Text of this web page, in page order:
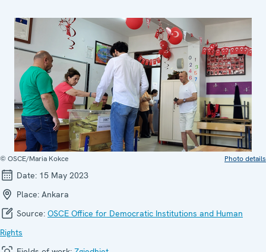
© OSCE/Maria Kokce Photo details
Date: 15 May 2023
Place: Ankara
Source: OSCE Office for Democratic Institutions and Human
Rights